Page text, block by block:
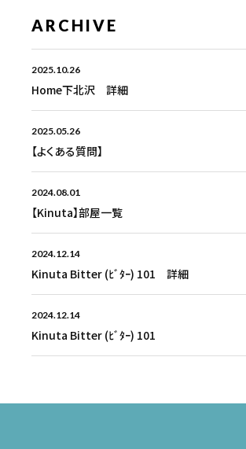
ARCHIVE
2025.10.26
Home下北沢 詳細
2025.05.26
【よくある質問】
2024.08.01
【Kinuta】部屋一覧
2024.12.14
Kinuta Bitter (ﾋﾞﾀｰ) 101 詳細
2024.12.14
Kinuta Bitter (ﾋﾞﾀｰ) 101